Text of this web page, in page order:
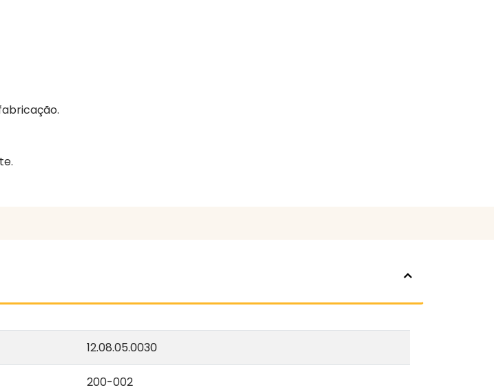
12.08.05.0030
200-002